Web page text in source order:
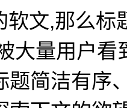
软文,那么标
大量用户
题简洁有序